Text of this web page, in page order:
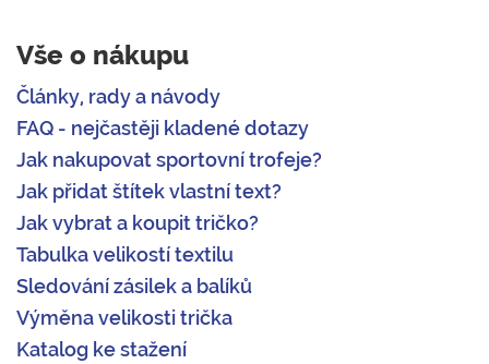
Vše o nákupu
Články, rady a návody
FAQ - nejčastěji kladené dotazy
Jak nakupovat sportovní trofeje?
Jak přidat štítek vlastní text?
Jak vybrat a koupit tričko?
Tabulka velikostí textilu
Sledování zásilek a balíků
Výměna velikosti trička
Katalog ke stažení